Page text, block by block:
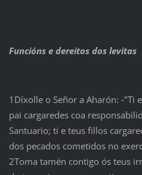
Funcións e dereitos dos levitas
1Díxolle o Señor a Aharón: ‑"Ti
pai cargaredes coa
Santuario; ti e teus fillos
dos pecados cometidos no
2Toma tamén contigo ós teus